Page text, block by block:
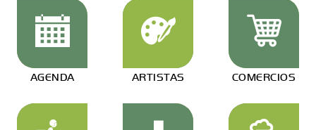
AGENDA ARTISTAS COMERCIOS